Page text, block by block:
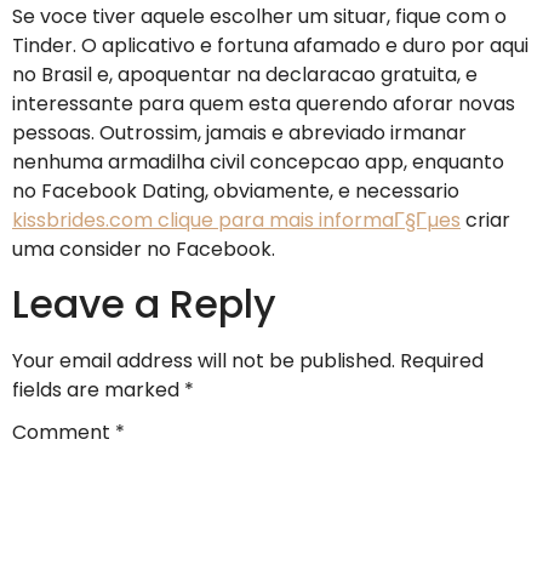
Se voce tiver aquele escolher um situar, fique com o
Tinder. O aplicativo e fortuna afamado e duro por aqui
no Brasil e, apoquentar na declaracao gratuita, e
interessante para quem esta querendo aforar novas
pessoas. Outrossim, jamais e abreviado irmanar
nenhuma armadilha civil concepcao app, enquanto
no Facebook Dating, obviamente, e necessario
kissbrides.com clique para mais informaГ§Гµes criar
uma consider no Facebook.
Leave a Reply
Your email address will not be published. Required
fields are marked *
Comment *